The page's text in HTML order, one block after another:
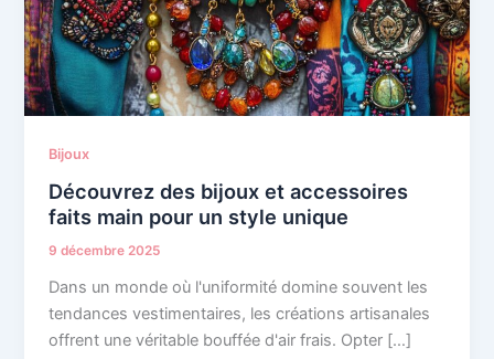
Bijoux
Découvrez des bijoux et accessoires
faits main pour un style unique
9 décembre 2025
Dans un monde où l'uniformité domine souvent les
tendances vestimentaires, les créations artisanales
offrent une véritable bouffée d'air frais. Opter […]